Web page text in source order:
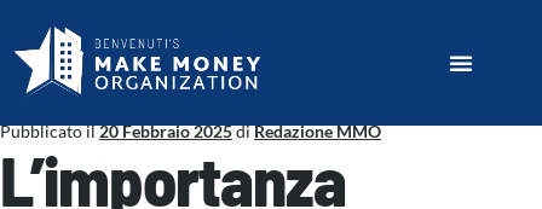
Pubblicato il20 Febbraio 2025diRedazione MMO
L’importanza